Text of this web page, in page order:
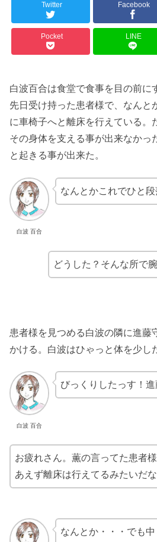
Twitter Facebook
Pocket LINE
白波百合は食堂で食事を目の前に
先日受け持った患者様で、なんと
に車椅子へと離床を行えている。
その身体を支える事が出来なかっ
と起きる事が出来た。
白波 百合
なんとかこれでひと段
どうした？そんな所で
患者様を見つめる白波の隣に進藤
かける。白波はひゃっと体を少し
白波 百合
びっくりしたっす！
お疲れさん。薫の言ってた患者
あえず離床は行えてるみたいだな
なんとか・・・でも